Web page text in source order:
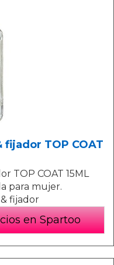
fijador TOP COAT
TOP COAT 15ML
para mujer.
fijador
en Spartoo